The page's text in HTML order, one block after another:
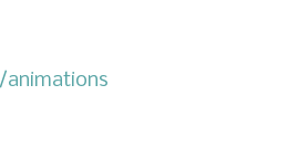
animations